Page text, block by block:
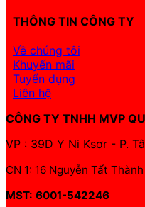
THÔNG TIN CÔNG TY
Về chúng tôi
Khuyến mãi
Tuyển dụng
Liên hệ
CÔNG TY TNHH MVP
VP : 39D Y Ni Ksơr - P.
CN 1: 16 Nguyễn Tất
MST: 6001-542246